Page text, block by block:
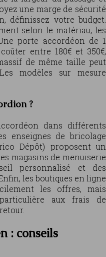
une marge de sécurité
définissez votre budget.
selon le matériau, les
porte accordéon de 1
entre 180€ et 350€,
de même taille peut
modèles sur mesure
?
dans différents
enseignes de bricolage
Dépôt) proposent un
magasins de menuiserie
personnalisé et des
les boutiques en ligne
les offres, mais
aux frais de
: conseils